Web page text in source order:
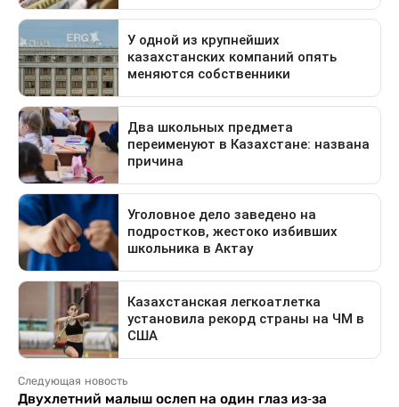
Следующая новость
Двухлетний малыш ослеп на один глаз из-за